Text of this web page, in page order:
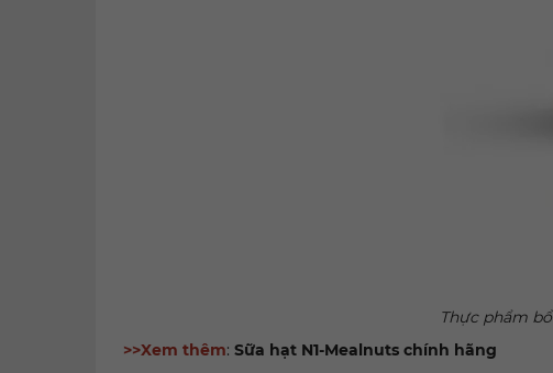
Thực phẩm
>>Xem thêm: Sữa hạt N1-Mealnuts chính hãng